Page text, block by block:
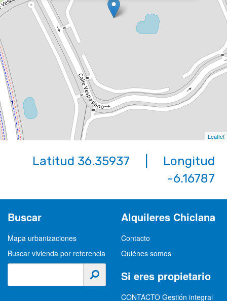
Leaflet
Latitud 36.35937 | Longitud
-6.16787
Buscar
Mapa urbanizaciones
Buscar vivienda por referencia
Alquileres Chiclana
Contacto
Quiénes somos
Si eres propietario
CONTACTO Gestión integral